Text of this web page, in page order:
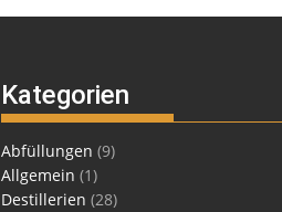
Kategorien
Abfüllungen (9)
Allgemein (1)
Destillerien (28)